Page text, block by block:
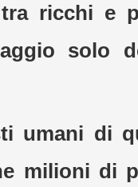
ricchi e
solo
umani di
milioni di